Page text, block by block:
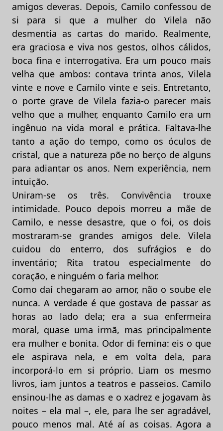
amigos deveras. Depois, Camilo confessou de
si para si que a mulher do Vilela não
desmentia as cartas do marido. Realmente,
era graciosa e viva nos gestos, olhos cálidos,
boca fina e interrogativa. Era um pouco mais
velha que ambos: contava trinta anos, Vilela
vinte e nove e Camilo vinte e seis. Entretanto,
o porte grave de Vilela fazia-o parecer mais
velho que a mulher, enquanto Camilo era um
ingênuo na vida moral e prática. Faltava-lhe
tanto a ação do tempo, como os óculos de
cristal, que a natureza põe no berço de alguns
para adiantar os anos. Nem experiência, nem
intuição.
Uniram-se os três. Convivência trouxe
intimidade. Pouco depois morreu a mãe de
Camilo, e nesse desastre, que o foi, os dois
mostraram-se grandes amigos dele. Vilela
cuidou do enterro, dos sufrágios e do
inventário; Rita tratou especialmente do
coração, e ninguém o faria melhor.
Como daí chegaram ao amor, não o soube ele
nunca. A verdade é que gostava de passar as
horas ao lado dela; era a sua enfermeira
moral, quase uma irmã, mas principalmente
era mulher e bonita. Odor di femina: eis o que
ele aspirava nela, e em volta dela, para
incorporá-lo em si próprio. Liam os mesmo
livros, iam juntos a teatros e passeios. Camilo
ensinou-lhe as damas e o xadrez e jogavam às
noites – ela mal –, ele, para lhe ser agradável,
pouco menos mal. Até aí as coisas. Agora a